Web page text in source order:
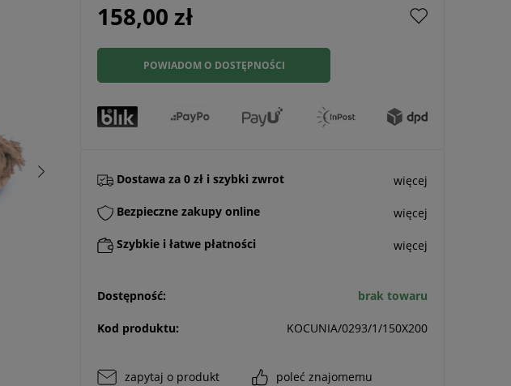
158,00 zł
POWIADOM O DOSTĘPNOŚCI
Dostawa za 0 zł i szybki zwrot więcej
Bezpieczne zakupy online więcej
Szybkie i łatwe płatności więcej
Dostępność: brak towaru
Kod produktu: KOCUNIA/0293/1/150X200
zapytaj o produkt poleć znajomemu